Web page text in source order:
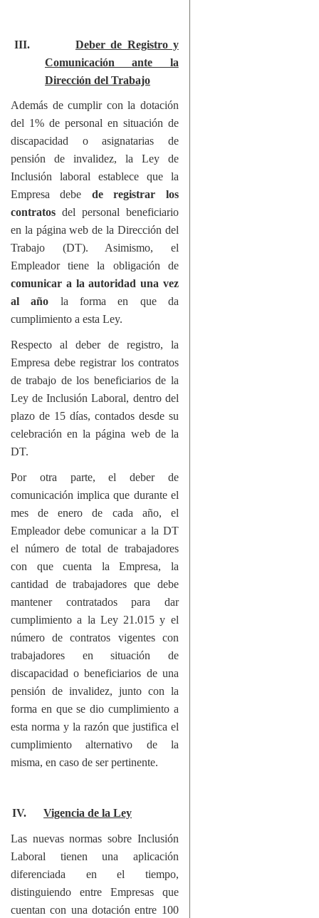
III.
Deber de Registro y
Comunicación ante la
Dirección del Trabajo
Además de cumplir con la dotación
del 1% de personal en situación de
discapacidad o asignatarias de
pensión de invalidez, la Ley de
Inclusión laboral establece que la
Empresa debe de registrar los
contratos del personal beneficiario
en la página web de la Dirección del
Trabajo (DT). Asimismo, el
Empleador tiene la obligación de
comunicar a la autoridad una vez
al año la forma en que da
cumplimiento a esta Ley.
Respecto al deber de registro, la
Empresa debe registrar los contratos
de trabajo de los beneficiarios de la
Ley de Inclusión Laboral, dentro del
plazo de 15 días, contados desde su
celebración en la página web de la
DT.
Por otra parte, el deber de
comunicación implica que durante el
mes de enero de cada año, el
Empleador debe comunicar a la DT
el número de total de trabajadores
con que cuenta la Empresa, la
cantidad de trabajadores que debe
mantener contratados para dar
cumplimiento a la Ley 21.015 y el
número de contratos vigentes con
trabajadores en situación de
discapacidad o beneficiarios de una
pensión de invalidez, junto con la
forma en que se dio cumplimiento a
esta norma y la razón que justifica el
cumplimiento alternativo de la
misma, en caso de ser pertinente.
IV. Vigencia de la Ley
Las nuevas normas sobre Inclusión
Laboral tienen una aplicación
diferenciada en el tiempo,
distinguiendo entre Empresas que
cuentan con una dotación entre 100